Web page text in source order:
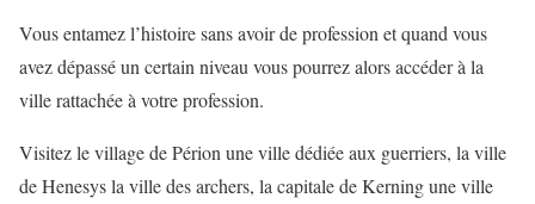
Vous entamez l’histoire sans avoir de profession et quand vous
avez dépassé un certain niveau vous pourrez alors accéder à la
ville rattachée à votre profession.
Visitez le village de Périon une ville dédiée aux guerriers, la ville
de Henesys la ville des archers, la capitale de Kerning une ville